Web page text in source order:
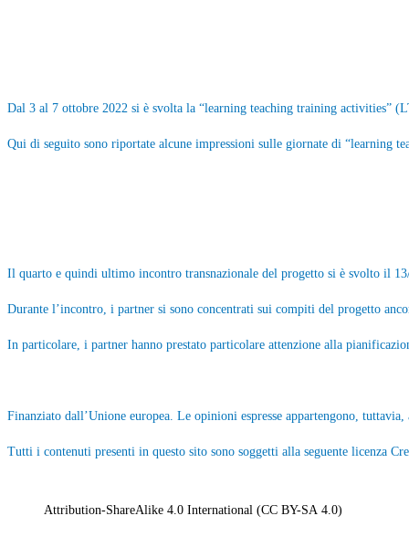
Dal 3 al 7 ottobre 2022 si è svolta la “learning teaching training activities”
Qui di seguito sono riportate alcune impressioni sulle giornate di “learning
Il quarto e quindi ultimo incontro transnazionale del progetto si è svolto il
Durante l’incontro, i partner si sono concentrati sui compiti del progetto
In particolare, i partner hanno prestato particolare attenzione alla
Finanziato dall’Unione europea. Le opinioni espresse appartengono,
Tutti i contenuti presenti in questo sito sono soggetti alla seguente licenza
Attribution-ShareAlike 4.0 International (CC BY-SA 4.0)